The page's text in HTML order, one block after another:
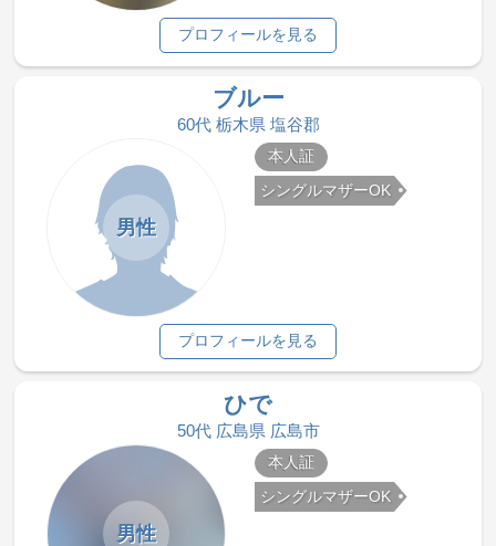
プロフィールを見る
ブルー
60代 栃木県 塩谷郡
男性
本人証
シングルマザーOK
プロフィールを見る
ひで
50代 広島県 広島市
男性
本人証
シングルマザーOK